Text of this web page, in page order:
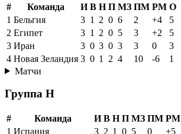
# Команда И В Н П МЗ ПМ РМ О
1 Бельгия 3 1 2 0 6 2 +4
5
2 Египет 3 1 2 0 5 3 +2
5
3 Иран 3 0 3 0 3 3 0
3
4 Новая Зеландия 3 0 1 2 4 10 -6
1
Матчи
Группа H
# Команда И В Н П МЗ ПМ РМ
1 Испания 3 2 1 0 5 0 +5